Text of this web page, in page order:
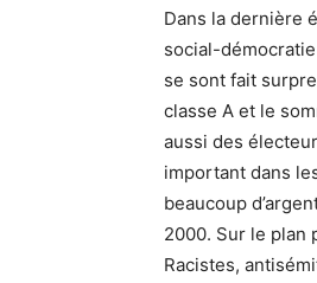
Dans la dernière
social-
se sont fait
classe A et le
aussi des
important dans
beaucoup
2000. Sur le plan
Racistes,